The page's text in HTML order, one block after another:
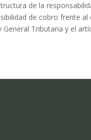
de la
de cobro frente
Tributaria y el